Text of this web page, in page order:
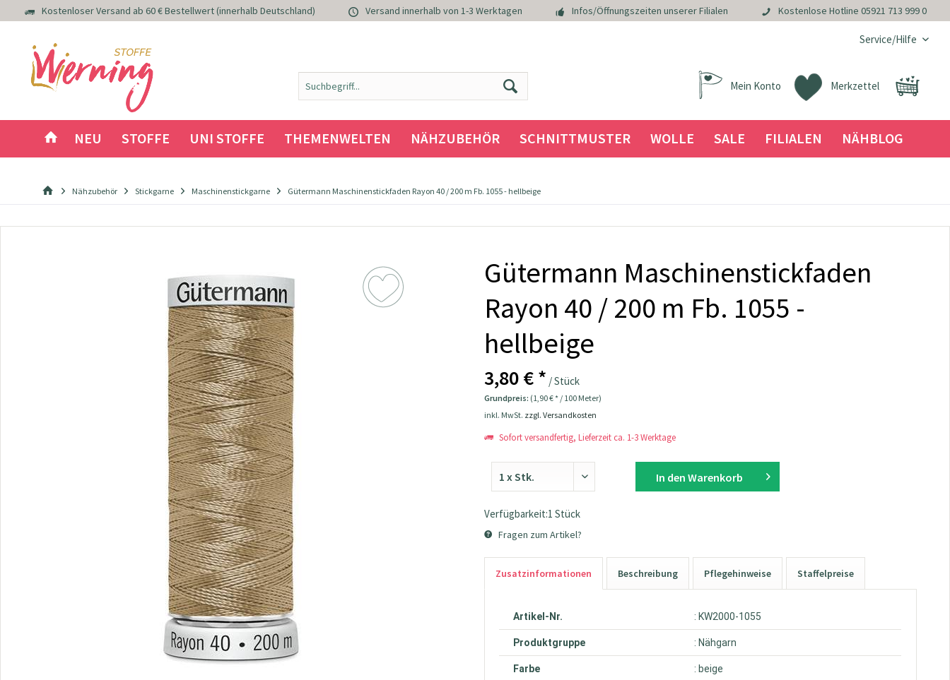
Kostenloser Versand ab 60 € Bestellwert (innerhalb Deutschland) Versand innerhalb von 1-3 Werktagen Infos/Öffnungszeiten unserer Filialen Kostenlose Hotline 05921 713 999 0
Service/Hilfe
Merkzettel
Mein Konto
NEU STOFFE UNI STOFFE THEMENWELTEN NÄHZUBEHÖR SCHNITTMUSTER WOLLE SALE FILIALEN NÄHBLOG
Nähzubehör Stickgarne Maschinenstickgarne Gütermann Maschinenstickfaden Rayon 40 / 200 m Fb. 1055 - hellbeige
Gütermann Maschinenstickfaden
Rayon 40 / 200 m Fb. 1055 -
hellbeige
3,80 € * / Stück
Grundpreis: (1,90 € * / 100 Meter)
inkl. MwSt. zzgl. Versandkosten
Sofort versandfertig, Lieferzeit ca. 1-3 Werktage
In den Warenkorb
Verfügbarkeit:1 Stück
Fragen zum Artikel?
Zusatzinformationen Beschreibung Pflegehinweise Staffelpreise
Artikel-Nr. : KW2000-1055
Produktgruppe : Nähgarn
Farbe : beige